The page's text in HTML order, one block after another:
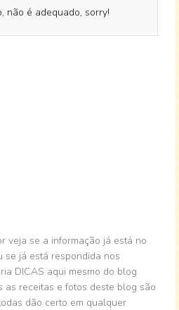
não é adequado, sorry!
veja se a informação já está no
se já está respondida nos
DICAS aqui mesmo do blog
as receitas e fotos deste blog são
dão certo em qualquer